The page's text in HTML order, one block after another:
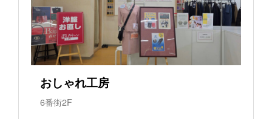
おしゃれ工房
6番街2F